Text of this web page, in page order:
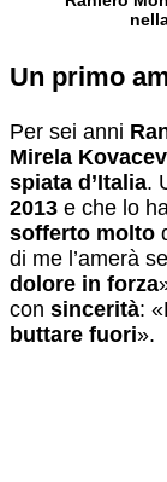
Un primo
Per sei anni
Mirela
spiata d’Italia.
2013 e che lo
sofferto molto
di me l’amerà
dolore in forza
con sincerità:
buttare fuori».